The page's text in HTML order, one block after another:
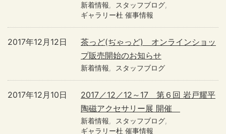
新着情報
スタッフブログ
ギャラリー杜 催事情報
茶っど(ぢゃっど) オンラインショッ
プ販売開始のお知らせ
2017年12月12日
新着情報 スタッフブログ
2017／12／12～17 第６回 岩戸耀平
陶磁アクセサリー展 開催
2017年12月10日
新着情報
スタッフブログ
ギャラリー杜 催事情報